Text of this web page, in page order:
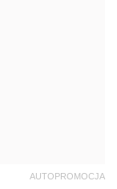
AUTOPROMOCJA